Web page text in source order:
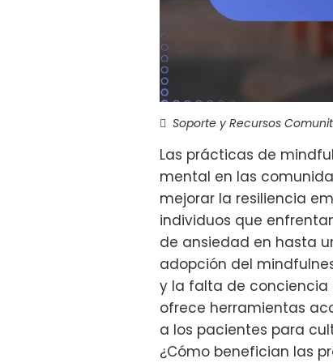
Soporte y Recursos
Las prácticas de
mental en las
mejorar la resiliencia
individuos que
de ansiedad en hasta
adopción del
y la falta de conciencia
ofrece herramientas
a los pacientes para
¿Cómo benefician las